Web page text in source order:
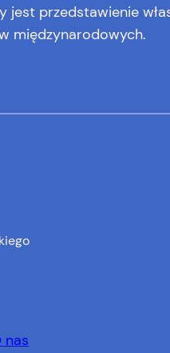
jest przedstawienie
międzynarodowych.
nas